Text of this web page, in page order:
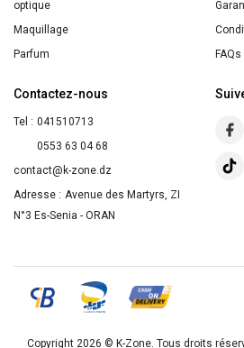
optique
Maquillage
Parfum
FAQs
Contactez-nous
Tel : 041510713
0553 63 04 68
contact@k-zone.dz
Adresse : Avenue des Martyrs, ZI
N°3 Es-Senia - ORAN
Copyright 2026 © K-Zone . Tous droits